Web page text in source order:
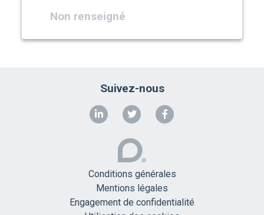
Non renseigné
Suivez-nous
Conditions générales
Mentions légales
Engagement de confidentialité